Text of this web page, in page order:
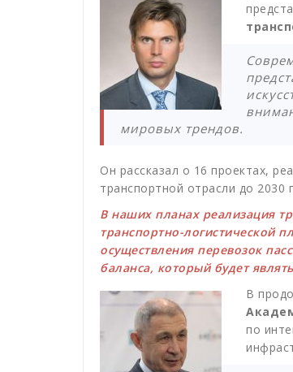
мировых трендов.
Он рассказал о 16 проектах,
транспортной отрасли до 2030
В наших планах реализация
транспортно-логистической
осуществления перевозок
баланса, который будет
В
по